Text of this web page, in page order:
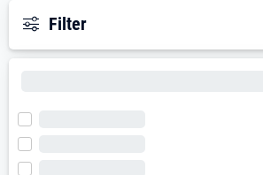
Filter